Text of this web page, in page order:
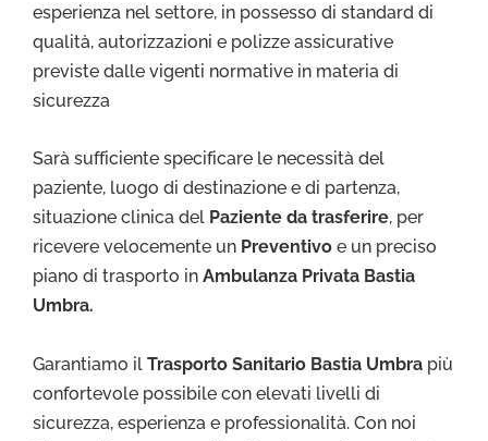
esperienza nel settore, in possesso di standard di
qualità, autorizzazioni e polizze assicurative
previste dalle vigenti normative in materia di
sicurezza
Sarà sufficiente specificare le necessità del
paziente, luogo di destinazione e di partenza,
situazione clinica del Paziente da trasferire, per
ricevere velocemente un Preventivo e un preciso
piano di trasporto in Ambulanza Privata Bastia
Umbra.
Garantiamo il Trasporto Sanitario Bastia Umbra più
confortevole possibile con elevati livelli di
sicurezza, esperienza e professionalità. Con noi